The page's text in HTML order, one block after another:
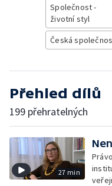
Společnost -
životní styl
Česká
Přehled dílů
199 přehratelných
27 min